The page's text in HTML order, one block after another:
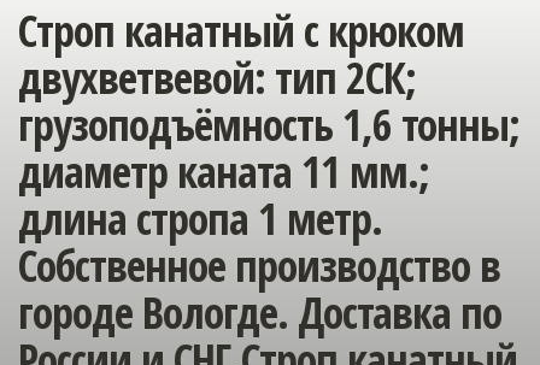
Строп канатный с крюком
двухветвевой: тип 2СК;
грузоподъёмность 1,6 тонны;
диаметр каната 11 мм.;
длина стропа 1 метр.
Собственное производство в
городе Вологде. Доставка по